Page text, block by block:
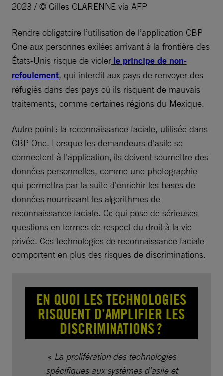
2023 / © Gilles CLARENNE via AFP
Rendre obligatoire l’utilisation de l’application CBP
One aux personnes exilées arrivant à la frontière des
États-Unis risque de violer le principe de non-
refoulement, qui interdit aux pays de renvoyer des
réfugiés dans des pays où ils risquent de mauvais
traitements, comme certaines régions du Mexique.
Autre point : la reconnaissance faciale, utilisée dans
CBP One. Lorsque les demandeurs d’asile se
connectent à l’application, ils doivent soumettre des
données personnelles, comme une photographie
qui permettra par la suite d’enrichir les bases de
données nourrissant les algorithmes de
reconnaissance faciale. Ce qui pose de sérieuses
questions en termes de respect du droit à la vie
privée. Ces technologies de reconnaissance faciale
comportent en plus des risques de discriminations.
EN QUOI LES TECHNOLOGIES
RISQUENT D’AMPLIFIER LES
DISCRIMINATIONS ?
« La prolifération des technologies
spécifiques aux systèmes d’asile et